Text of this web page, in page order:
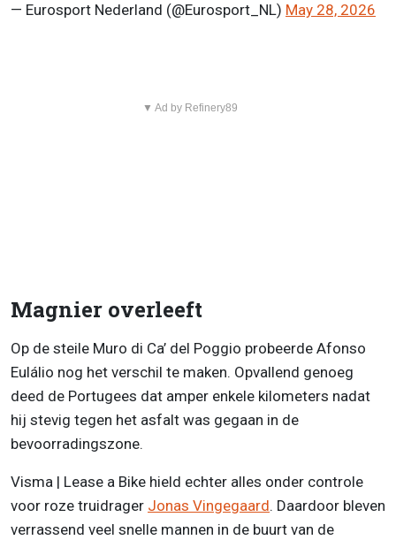
— Eurosport Nederland (@Eurosport_NL) May 28, 2026
▼ Ad by Refinery89
Magnier overleeft
Op de steile Muro di Ca’ del Poggio probeerde Afonso
Eulálio nog het verschil te maken. Opvallend genoeg
deed de Portugees dat amper enkele kilometers nadat
hij stevig tegen het asfalt was gegaan in de
bevoorradingszone.
Visma | Lease a Bike hield echter alles onder controle
voor roze truidrager Jonas Vingegaard. Daardoor bleven
verrassend veel snelle mannen in de buurt van de